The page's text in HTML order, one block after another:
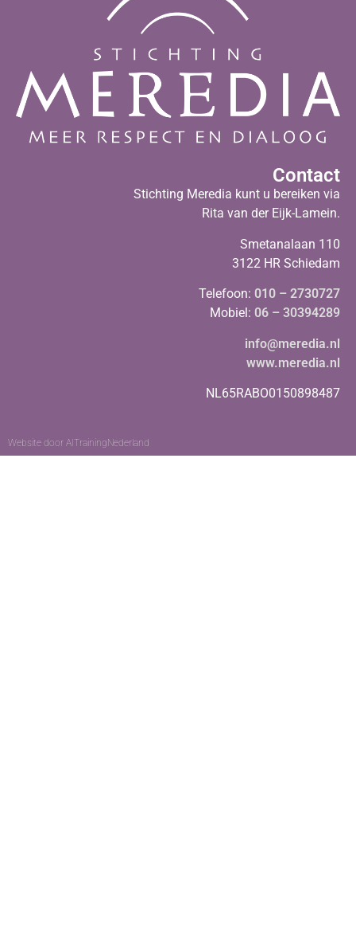
Contact
Stichting Meredia kunt u bereiken via
Rita van der Eijk-Lamein.
Smetanalaan 110
3122 HR Schiedam
Telefoon: 010 – 2730727
Mobiel: 06 – 30394289
info@meredia.nl
www.meredia.nl
NL65RABO0150898487
Website door AITrainingNederland